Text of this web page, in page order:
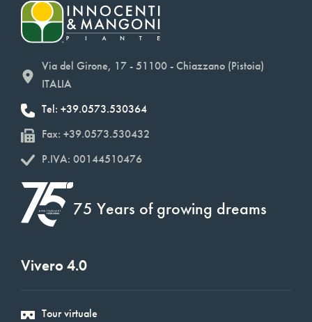
Via del Girone, 17 - 51100 - Chiazzano (Pistoia)
ITALIA
Tel: +39.0573.530364
Fax: +39.0573.530432
P.IVA: 00144510476
75 Years of growing dreams
Vivero 4.0
Tour virtuale